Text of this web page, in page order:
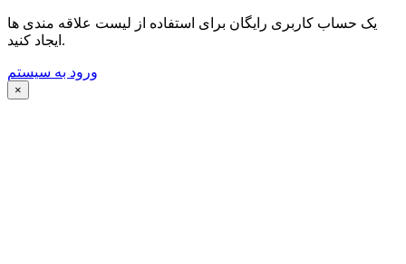
یک حساب کاربری رایگان برای استفاده از لیست علاقه مندی ها
ایجاد کنید.
ورود به سیستم
×